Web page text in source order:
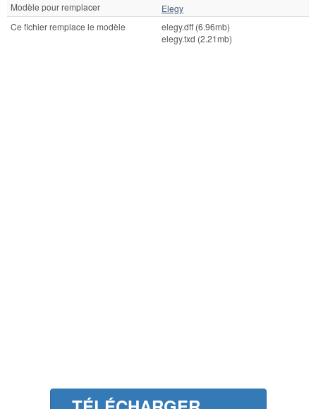
Modèle pour remplacer
Elegy
Ce fichier remplace le modèle
elegy.dff (6.96mb)
elegy.txd (2.21mb)